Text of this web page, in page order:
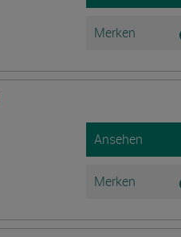
Merken
Ansehen
Merken